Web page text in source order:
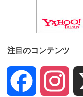
注目のコンテンツ
Facebook